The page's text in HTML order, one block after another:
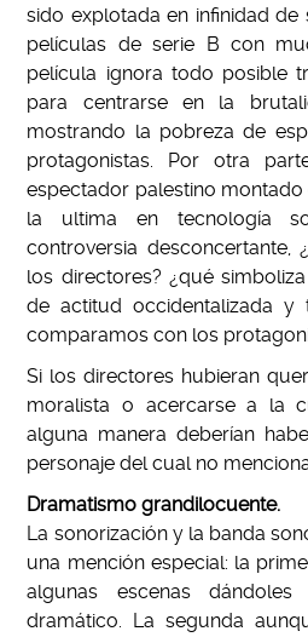
sido explotada en infinidad de
películas de serie B con
película ignora todo posible
para centrarse en la
mostrando la pobreza de
protagonistas. Por otra
espectador palestino montado
la ultima en tecnología
controversia desconcertante,
los directores? ¿qué
de actitud occidentalizada y
comparamos con los
Si los directores hubieran
moralista o acercarse a la
alguna manera deberían
personaje del cual no
Dramatismo grandilocuente.
La sonorización y la banda
una mención especial: la
algunas escenas
dramático. La segunda